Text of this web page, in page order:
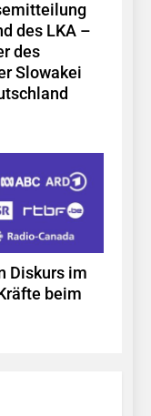
des LKA –
des
Slowakei
Diskurs im
beim